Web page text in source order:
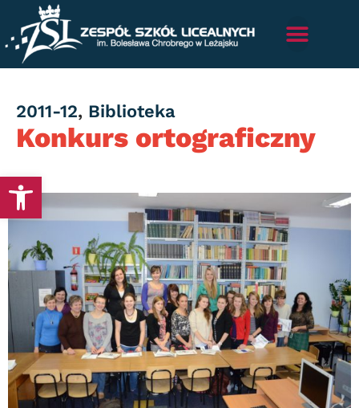
Otwórz pasek narzędzi
Konkurs ortograficzny
Category
2011-12, Biblioteka